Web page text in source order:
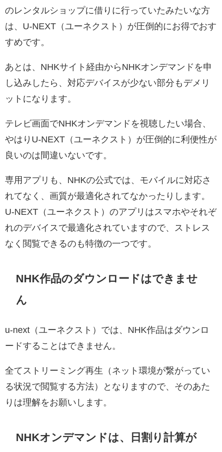
のレンタルショップに借りに行っていたみたいな方
は、U-NEXT（ユーネクスト）が圧倒的にお得でおす
すめです。
あとは、NHKサイト経由からNHKオンデマンドを申
し込みしたら、対応デバイスが少ない部分もデメリ
ットになります。
テレビ画面でNHKオンデマンドを視聴したい場合、
やはりU-NEXT（ユーネクスト）が圧倒的に利便性が
良いのは間違いないです。
専用アプリも、NHKの公式では、モバイルに対応さ
れてなく、画質が最適化されてなかったりします。
U-NEXT（ユーネクスト）のアプリはスマホやそれぞ
れのデバイスで最適化されていますので、ストレス
なく閲覧できるのも特徴の一つです。
NHK作品のダウンロードはできませ
ん
u-next（ユーネクスト）では、NHK作品はダウンロ
ードすることはできません。
全てストリーミング再生（ネット環境が繋がってい
る状況で閲覧する方法）となりますので、そのあた
りは理解をお願いします。
NHKオンデマンドは、日割り計算が